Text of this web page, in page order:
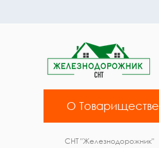
О Товариществе
СНТ "Железнодорожник"